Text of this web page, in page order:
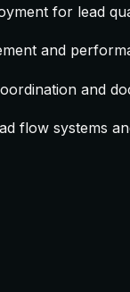
for lead
and
and
flow systems